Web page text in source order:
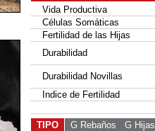
Vida Productiva
Células Somáticas
Fertilidad de las Hijas
Durabilidad
Durabilidad Novillas
Indice de Fertilidad
TIPO
G Rebaños G Hijas